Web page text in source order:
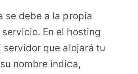
se debe a la propia
En el hosting
que alojará tu
nombre indica,